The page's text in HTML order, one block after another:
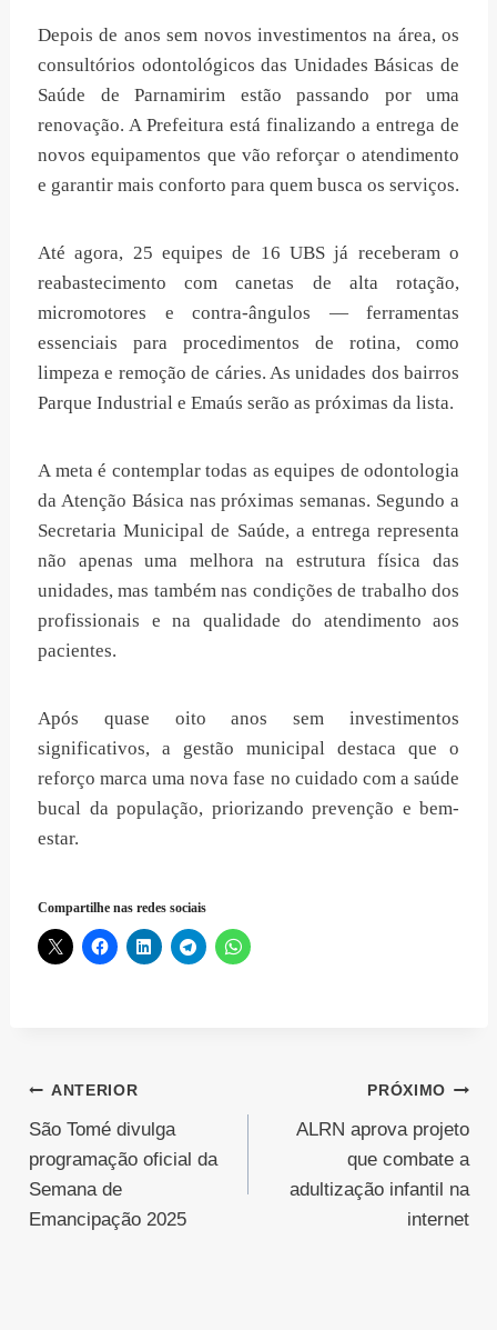
Depois de anos sem novos investimentos na área, os
consultórios odontológicos das Unidades Básicas de
Saúde de Parnamirim estão passando por uma
renovação. A Prefeitura está finalizando a entrega de
novos equipamentos que vão reforçar o atendimento
e garantir mais conforto para quem busca os serviços.
Até agora, 25 equipes de 16 UBS já receberam o
reabastecimento com canetas de alta rotação,
micromotores e contra-ângulos — ferramentas
essenciais para procedimentos de rotina, como
limpeza e remoção de cáries. As unidades dos bairros
Parque Industrial e Emaús serão as próximas da lista.
A meta é contemplar todas as equipes de odontologia
da Atenção Básica nas próximas semanas. Segundo a
Secretaria Municipal de Saúde, a entrega representa
não apenas uma melhora na estrutura física das
unidades, mas também nas condições de trabalho dos
profissionais e na qualidade do atendimento aos
pacientes.
Após quase oito anos sem investimentos
significativos, a gestão municipal destaca que o
reforço marca uma nova fase no cuidado com a saúde
bucal da população, priorizando prevenção e bem-
estar.
Compartilhe nas redes sociais
Navegação
de
Post
ANTERIOR
São Tomé divulga
programação oficial da
Semana de
Emancipação 2025
PRÓXIMO
ALRN aprova projeto
que combate a
adultização infantil na
internet